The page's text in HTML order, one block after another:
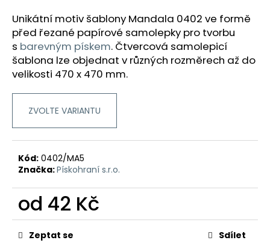
Unikátní motiv šablony Mandala 0402 ve formě
před řezané papírové samolepky pro tvorbu
s barevným pískem. Čtvercová samolepicí
šablona lze objednat v různých rozměrech až do
velikosti 470 x 470 mm.
ZVOLTE VARIANTU
Kód: 0402/MA5
Značka:Pískohraní s.r.o.
od 42 Kč
Měrná
cena:Zeptat se Sdílet
a
j
í
t
?
HLEDAT
D
o
p
o